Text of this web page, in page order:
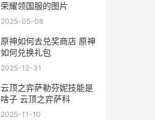
荣耀领国服的图片
2025-05-08
原神如何去兑奖商店 原神
如何兑换礼包
2025-12-31
云顶之弈萨勒芬妮技能是
啥子 云顶之弈萨科
2025-11-10